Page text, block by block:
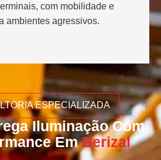
com mobilidade e
ambientes agressivos.
ESPECIALIZADA
Iluminação Com
EmBerizal